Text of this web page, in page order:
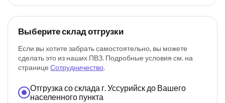
Выберите склад отгрузки
Если вы хотите забрать самостоятельно, вы можете
сделать это из наших ПВЗ. Подробные условия см. на
странице Сотрудничество.
Отгрузка со склада г. Уссурийск до Вашего
населенного пункта